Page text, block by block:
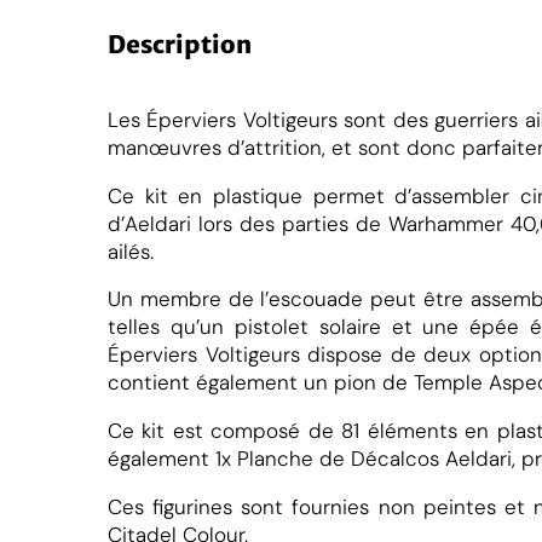
é
d
A
e
d
a
r
i
S
w
o
p
Description
Les Éperviers Voltigeurs sont des guerriers
manœuvres d’attrition, et sont donc
Ce kit en plastique permet d’assembler
d’Aeldari lors des parties de Warhammer
ailés.
Un membre de l’escouade peut être
telles qu’un pistolet solaire et une épée
Éperviers Voltigeurs dispose de deux
contient également un pion de Temple
Ce kit est composé de 81 éléments en
également 1x Planche de Décalcos Aeldari,
Ces figurines sont fournies non peintes et
Citadel Colour.